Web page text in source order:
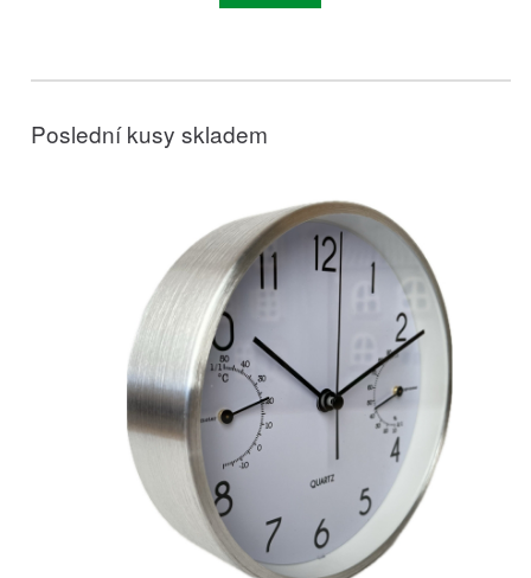
Poslední kusy skladem